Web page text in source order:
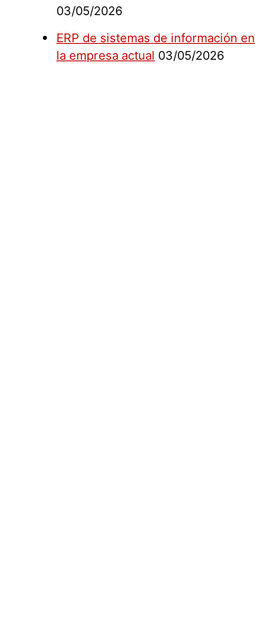
03/05/2026
ERP de sistemas de información en
la empresa actual 03/05/2026